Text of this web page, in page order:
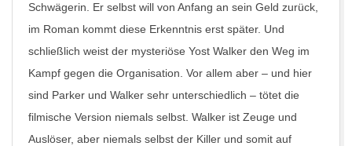
Schwägerin. Er selbst will von Anfang an sein Geld zurück,
im Roman kommt diese Erkenntnis erst später. Und
schließlich weist der mysteriöse Yost Walker den Weg im
Kampf gegen die Organisation. Vor allem aber – und hier
sind Parker und Walker sehr unterschiedlich – tötet die
filmische Version niemals selbst. Walker ist Zeuge und
Auslöser, aber niemals selbst der Killer und somit auf